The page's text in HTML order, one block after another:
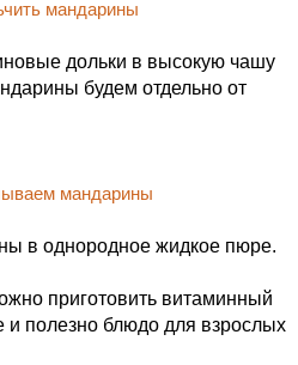
дольки в высокую чашу
будем отдельно от
в однородное жидкое пюре.
приготовить витаминный
и полезно блюдо для взрослых